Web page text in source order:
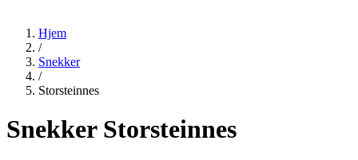
Hjem
/
Snekker
/
Storsteinnes
Snekker Storsteinnes